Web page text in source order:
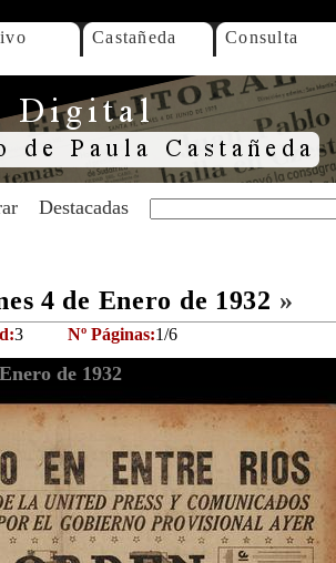
Castañeda Consulta
Destacadas
4 de Enero de 1932 »
3 Nº Páginas:1/6
de 1932